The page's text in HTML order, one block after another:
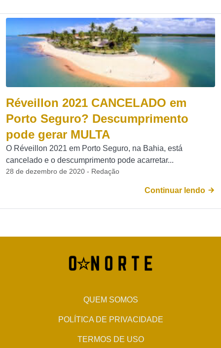
Réveillon 2021 CANCELADO em
Porto Seguro? Descumprimento
pode gerar MULTA
O Réveillon 2021 em Porto Seguro, na Bahia, está
cancelado e o descumprimento pode acarretar...
28 de dezembro de 2020 - Redação
Continuar lendo
QUEM SOMOS
POLÍTICA DE PRIVACIDADE
TERMOS DE USO